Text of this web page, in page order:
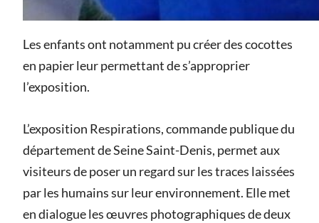
Les enfants ont notamment pu créer des cocottes
en papier leur permettant de s’approprier
l’exposition.
L’exposition Respirations, commande publique du
département de Seine Saint-Denis, permet aux
visiteurs de poser un regard sur les traces laissées
par les humains sur leur environnement. Elle met
en dialogue les œuvres photographiques de deux